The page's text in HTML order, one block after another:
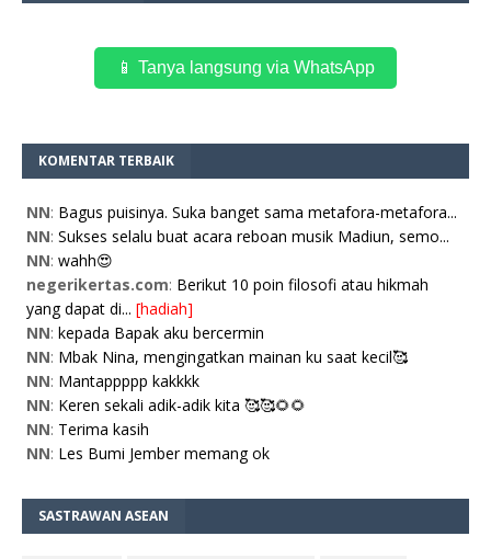
📱 Tanya langsung via WhatsApp
KOMENTAR TERBAIK
NN: Bagus puisinya. Suka banget sama metafora-metafora...
NN: Sukses selalu buat acara reboan musik Madiun, semo...
NN: wahh😍
negerikertas.com: Berikut 10 poin filosofi atau hikmah
yang dapat di... [hadiah]
NN: kepada Bapak aku bercermin
NN: Mbak Nina, mengingatkan mainan ku saat kecil🥰
NN: Mantappppp kakkkk
NN: Keren sekali adik-adik kita 🥰🥰🌻🌻
NN: Terima kasih
NN: Les Bumi Jember memang ok
SASTRAWAN ASEAN